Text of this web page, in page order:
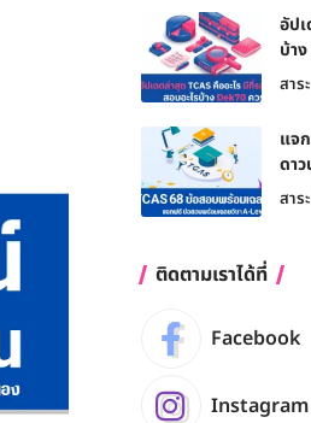
อัป
บ้า
สาร
แจ
ดา
สาร
ติดตามเราได้ที่
Facebook
Instagram